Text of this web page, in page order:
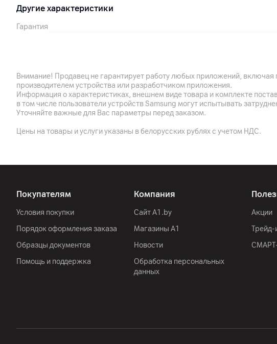
Другие характеристики
Гарантия
Комплект поставки
Страна производитель
Внимание! Продавец не гарантирует работу любых приложений,
производителем устройства или разработчиком приложения.
Информация о характеристиках, внешнем виде товара и комплекте
в том числе пользователи устройств Samsung могут испытывать
Уточняйте важные для Вас параметры перед заказом.
Цены на товары и услуги указаны в белорусских рублях с учетом НДС.
Покупателям
Условия покупки
Порядок оформления заказа
Образцы документов
Помощь и поддержка
Компания
Сайт A1.by
Магазины А1
Новости
Обработка персональных
данных
Акции
Трейд-